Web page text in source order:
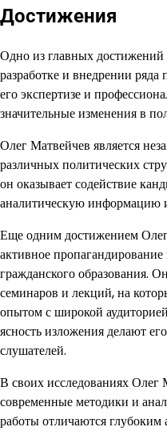
Достижения
Одно из главных достижений
разработке и внедрении
его экспертизе и
значительные изменения в
Олег Матвейчев является
различных политических
он оказывает содействие
аналитическую информацию
Еще одним достижением
активное
гражданского образования.
семинаров и лекций, на
опытом с широкой
ясность изложения делают
слушателей.
В своих исследованиях Олег
современные методики и
работы отличаются